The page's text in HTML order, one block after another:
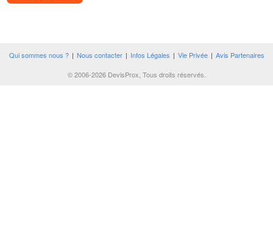
Qui sommes nous ? | Nous contacter | Infos Légales | Vie Privée | Avis Partenaires
© 2006-2026 DevisProx, Tous droits réservés.